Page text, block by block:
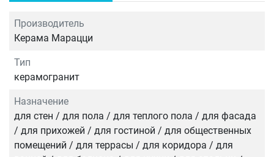
Производитель
Керама Марацци
Тип
керамогранит
Назначение
для стен / для пола / для теплого пола / для фасада
/ для прихожей / для гостиной / для общественных
помещений / для террасы / для коридора / для